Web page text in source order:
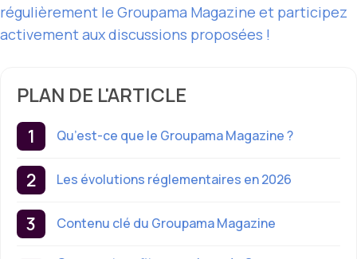
régulièrement le Groupama Magazine et participez
activement aux discussions proposées !
PLAN DE L'ARTICLE
Qu’est-ce que le Groupama Magazine ?
Les évolutions réglementaires en 2026
Contenu clé du Groupama Magazine